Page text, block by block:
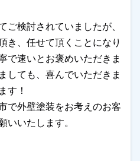
ご検討されていましたが、
き、任せて頂くことになり
で速いとお褒めいただきま
ても、喜んでいただきま
す！
で外壁塗装をお考えのお客
いいたします。